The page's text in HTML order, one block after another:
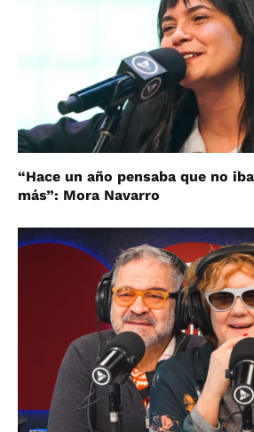
“Hace un año pensaba que no
más”: Mora Navarro